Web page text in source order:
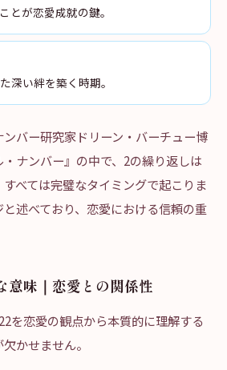
とが恋愛成就の鍵。
深い絆を築く時期。
バー研究家ドリーン・バーチュー博
ナンバー』の中で、2の繰り返しは
すべては完璧なタイミングで起こりま
述べており、恋愛における信頼の重
意味｜恋愛との関係性
を恋愛の観点から本質的に理解する
かせません。